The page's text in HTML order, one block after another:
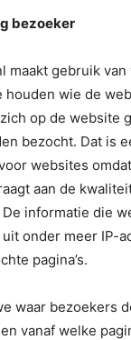
bezoeker
maakt gebruik
houden wie de
op de website
bezocht. Dat is
websites
aan de
informatie die
onder meer IP-
pagina’s.
waar bezoekers
vanaf welke